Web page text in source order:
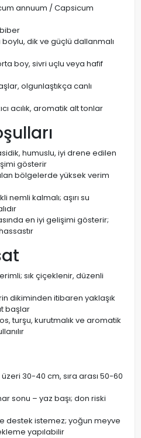
annuum / Capsicum
boylu, dik ve güçlü dallanmalı
boy, sivri uçlu veya hafif
olgunlaştıkça canlı
acılık, aromatik alt tonlar
humuslu, iyi drene edilen
gösterir
bölgelerde yüksek verim
nemli kalmalı; aşırı su
en iyi gelişimi gösterir;
sık çiçeklenir, düzenli
dikiminden itibaren yaklaşık
başlar
turşu, kurutmalık ve aromatik
üzeri 30-40 cm, sıra arası 50-60
sonu – yaz başı; don riski
destek istemez; yoğun meyve
yapılabilir